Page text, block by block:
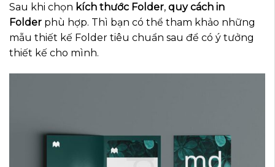
Sau khi chọn kích thước Folder, quy cách in
Folder phù hợp. Thì bạn có thể tham khảo những
mẫu thiết kế Folder tiêu chuẩn sau để có ý tưởng
thiết kế cho mình.